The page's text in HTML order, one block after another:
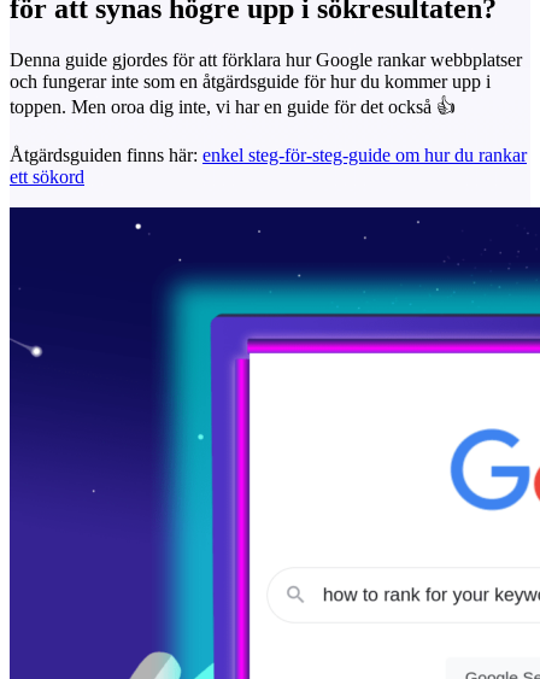
för att synas högre upp i sökresultaten?
Denna guide gjordes för att förklara hur Google rankar webbplatser
och fungerar inte som en åtgärdsguide för hur du kommer upp i
toppen. Men oroa dig inte, vi har en guide för det också 👍️
Åtgärdsguiden finns här: enkel steg-för-steg-guide om hur du rankar
ett sökord